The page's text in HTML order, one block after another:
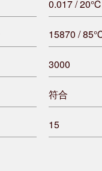
0.017 /
15870 /
3000
符合
15